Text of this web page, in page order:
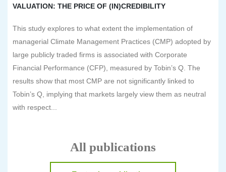
VALUATION: THE PRICE OF (IN)CREDIBILITY
This study explores to what extent the implementation of
managerial Climate Management Practices (CMP) adopted by
large publicly traded firms is associated with Corporate
Financial Performance (CFP), measured by Tobin’s Q. The
results show that most CMP are not significantly linked to
Tobin’s Q, implying that markets largely view them as neutral
with respect...
All publications